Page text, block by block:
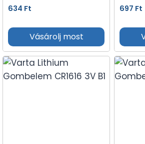
634 Ft
Vásárolj most
697 Ft